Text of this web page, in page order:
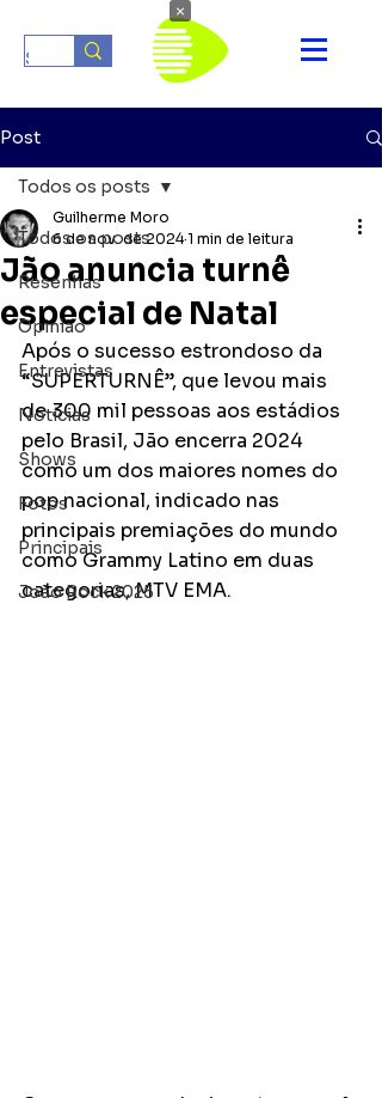
Post
Todos os posts
Resenhas
Opinião
Entrevistas
Notícias
Shows
Fotos
Principais
João Rock 2025
Todos os posts
Jão anuncia turnê
especial de Natal
Guilherme Moro
6 de nov. de 2024 1 min de leitura
Após o sucesso estrondoso da
“SUPERTURNÊ”, que levou mais
de 300 mil pessoas aos estádios
pelo Brasil, Jão encerra 2024
como um dos maiores nomes do
pop nacional, indicado nas
principais premiações do mundo
como Grammy Latino em duas
categorias, MTV EMA.
×